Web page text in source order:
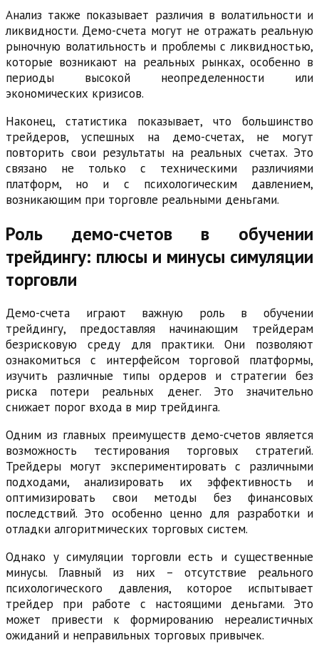
Анализ также показывает различия в волатильности и
ликвидности. Демо-счета могут не отражать реальную
рыночную волатильность и проблемы с ликвидностью,
которые возникают на реальных рынках, особенно в
периоды высокой неопределенности или
экономических кризисов.
Наконец, статистика показывает, что большинство
трейдеров, успешных на демо-счетах, не могут
повторить свои результаты на реальных счетах. Это
связано не только с техническими различиями
платформ, но и с психологическим давлением,
возникающим при торговле реальными деньгами.
Роль демо-счетов в обучении
трейдингу: плюсы и минусы симуляции
торговли
Демо-счета играют важную роль в обучении
трейдингу, предоставляя начинающим трейдерам
безрисковую среду для практики. Они позволяют
ознакомиться с интерфейсом торговой платформы,
изучить различные типы ордеров и стратегии без
риска потери реальных денег. Это значительно
снижает порог входа в мир трейдинга.
Одним из главных преимуществ демо-счетов является
возможность тестирования торговых стратегий.
Трейдеры могут экспериментировать с различными
подходами, анализировать их эффективность и
оптимизировать свои методы без финансовых
последствий. Это особенно ценно для разработки и
отладки алгоритмических торговых систем.
Однако у симуляции торговли есть и существенные
минусы. Главный из них – отсутствие реального
психологического давления, которое испытывает
трейдер при работе с настоящими деньгами. Это
может привести к формированию нереалистичных
ожиданий и неправильных торговых привычек.